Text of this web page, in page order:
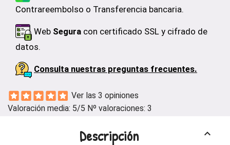
Contrareembolso o Transferencia bancaria.
Web Segura con certificado SSL y cifrado de
datos.
Consulta nuestras preguntas frecuentes.
Ver las 3 opiniones
Valoración media: 5/5 Nº valoraciones: 3
Descripción keyboard_arrow_up